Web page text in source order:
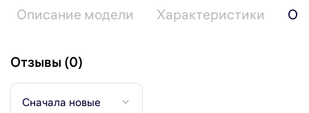
Описание модели Характеристики
Отзывы (0)
Сначала новые